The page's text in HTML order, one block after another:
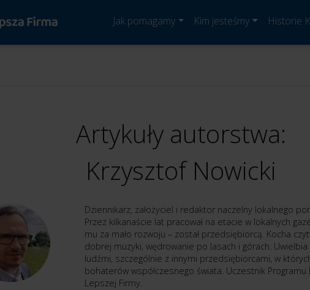
Jak pomagamy Kim jesteśmy Historie
Artykuły autorstwa:
Krzysztof Nowicki
Dziennikarz, założyciel i redaktor naczelny lokalnego
Przez kilkanaście lat pracował na etacie w lokalnych
mu za mało rozwoju – został przedsiębiorcą. Kocha
dobrej muzyki, wędrowanie po lasach i górach.
ludźmi, szczególnie z innymi przedsiębiorcami, w
bohaterów współczesnego świata. Uczestnik Programu
Lepszej Firmy.